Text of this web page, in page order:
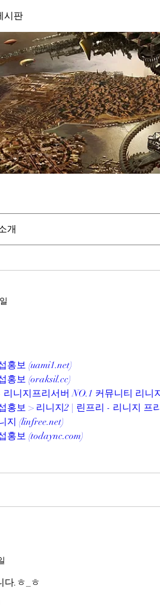
시판
개
홍보 (uami1.net)
홍보 (oraksil.cc)
니지프리서버 NO.1 커뮤니티 리니
홍보 > 리니지2 | 린프리 - 리니지 프
지 (linfree.net)
홍보 (todaync.com)
다.ㅎ_ㅎ